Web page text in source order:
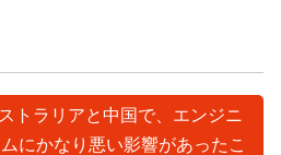
トラリアと中国で、エンジニ
にかなり悪い影響があったこ